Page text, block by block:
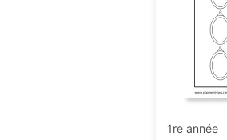
1re année